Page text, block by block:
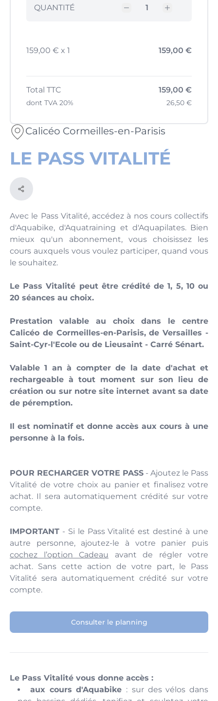
Calicéo Cormeilles-en-Parisis
LE PASS VITALITÉ
Avec le Pass Vitalité, accédez à nos cours collectifs
d'Aquabike, d'Aquatraining et d'Aquapilates. Bien
mieux qu'un abonnement, vous choisissez les
cours auxquels vous voulez participer, quand vous
le souhaitez.
Le Pass Vitalité peut être crédité de 1, 5, 10 ou
20 séances au choix.
Prestation valable au choix dans le centre
Calicéo de Cormeilles-en-Parisis, de Versailles -
Saint-Cyr-l'Ecole ou de Lieusaint - Carré Sénart.
Valable 1 an à compter de la date d'achat et
rechargeable à tout moment sur son lieu de
création ou sur notre site internet avant sa date
de péremption.
Il est nominatif et donne accès aux cours à une
personne à la fois.
POUR RECHARGER VOTRE PASS - Ajoutez le Pass
Vitalité de votre choix au panier et finalisez votre
achat. Il sera automatiquement crédité sur votre
compte.
IMPORTANT - Si le Pass Vitalité est destiné à une
autre personne, ajoutez-le à votre panier puis
cochez l’option Cadeau avant de régler votre
achat. Sans cette action de votre part, le Pass
Vitalité sera automatiquement crédité sur votre
compte.
Consulter le planning
Le Pass Vitalité vous donne accès :
aux cours d'Aquabike : sur des vélos dans
QUANTITÉ
159,00 € x 1 159,00 €
Total TTC 159,00 €
dont TVA 20% 26,50 €